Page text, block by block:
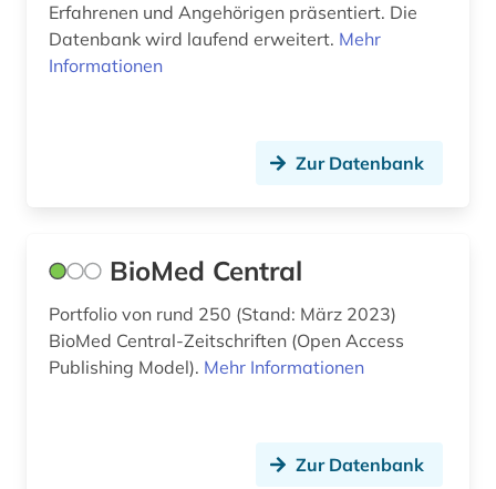
Erfahrenen und Angehörigen präsentiert. Die
Datenbank wird laufend erweitert. Mehr
Informationen
Zur Datenbank
BioMed Central
Portfolio von rund 250 (Stand: März 2023)
BioMed Central-Zeitschriften (Open Access
Publishing Model). Mehr Informationen
Zur Datenbank